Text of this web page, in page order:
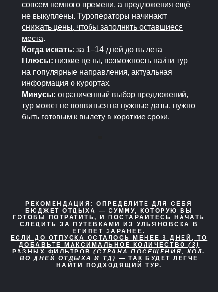
совсем немного времени, а предложения ещё
не выкуплены. Туроператоры начинают
снижать цены, чтобы заполнить оставшиеся
места.
Когда искать: за 1–14 дней до вылета.
Плюсы: низкие цены, возможность найти тур
на популярные направления, актуальная
информация о курортах.
Минусы: ограниченный выбор предложений,
тур может не появиться на нужные даты, нужно
быть готовым к вылету в короткие сроки.
РЕКОМЕНДАЦИЯ:
ОПРЕДЕЛИТЕ ДЛЯ СЕБЯ
БЮДЖЕТ ОТДЫХА — СУММУ, КОТОРУЮ ВЫ
ГОТОВЫ ПОТРАТИТЬ, И ПОСТАРАЙТЕСЬ НАЧАТЬ
СЛЕДИТЬ ЗА ПУТЕВКАМИ ИЗ УЛЬЯНОВСКА В
ЕГИПЕТ ЗАРАНЕЕ.
ЕСЛИ ДО ОТПУСКА ОСТАЛОСЬ МЕНЕЕ 3 ДНЕЙ, ТО
ДОБАВЬТЕ МАКСИМАЛЬНОЕ КОЛИЧЕСТВО (3)
РАЗНЫХ ФИЛЬТРОВ(СТРАНА ПОСЕЩЕНИЯ, КОЛ-
ВО ДНЕЙ ОТДЫХА И ТД) — ТАК БУДЕТ ЛЕГЧЕ
НАЙТИ ПОДХОДЯЩИЙ ТУР.